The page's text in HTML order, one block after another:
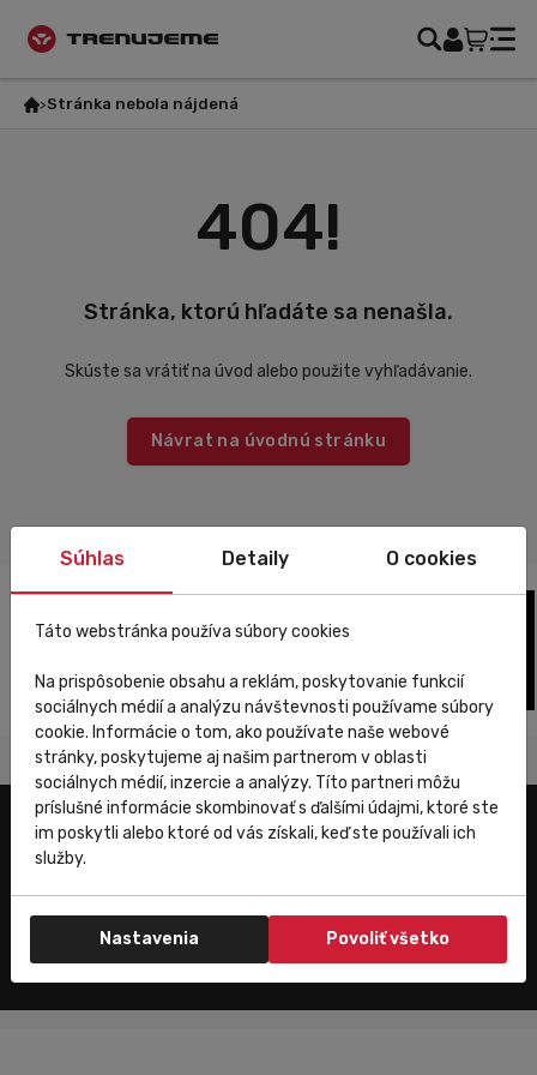
Stránka nebola nájdená
404!
Stránka, ktorú hľadáte sa nenašla.
Skúste sa vrátiť na úvod alebo použite vyhľadávanie.
Návrat na úvodnú stránku
Užitočné odkazy
E-shop
Trenujeme
Súhlas Detaily O cookies
Táto webstránka používa súbory cookies
Na prispôsobenie obsahu a reklám, poskytovanie funkcií
sociálnych médií a analýzu návštevnosti používame súbory
cookie. Informácie o tom, ako používate naše webové
stránky, poskytujeme aj našim partnerom v oblasti
sociálnych médií, inzercie a analýzy. Títo partneri môžu
príslušné informácie skombinovať s ďalšími údajmi, ktoré ste
im poskytli alebo ktoré od vás získali, keď ste používali ich
služby.
Nastavenia Povoliť všetko